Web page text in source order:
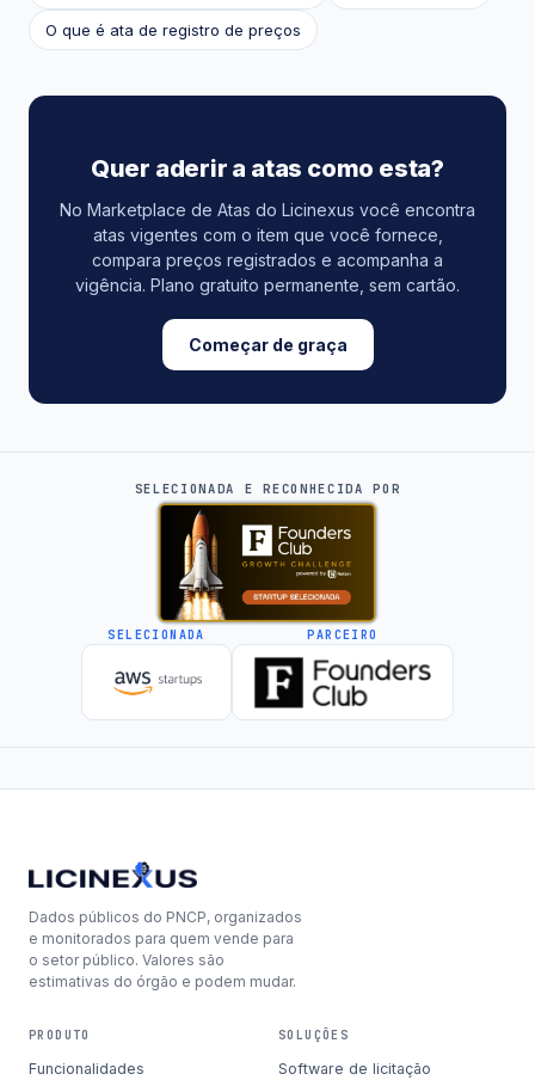
O que é ata de registro de preços
Quer aderir a atas como esta?
No Marketplace de Atas do Licinexus você encontra
atas vigentes com o item que você fornece,
compara preços registrados e acompanha a
vigência. Plano gratuito permanente, sem cartão.
Começar de graça
SELECIONADA E RECONHECIDA POR
SELECIONADA PARCEIRO
Dados públicos do PNCP, organizados
e monitorados para quem vende para
o setor público. Valores são
estimativas do órgão e podem mudar.
PRODUTO
Funcionalidades
SOLUÇÕES
Software de licitação